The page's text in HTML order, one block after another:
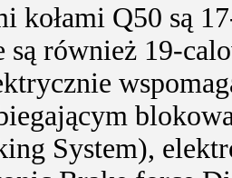
kołami Q50 są
są również 19-
System),